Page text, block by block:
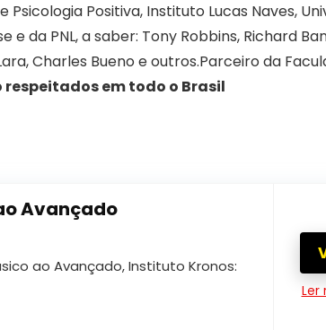
Positiva, Instituto Lucas Naves,
da PNL, a saber: Tony Robbins, Richard
Charles Bueno e outros.Parceiro da
em todo o Brasil
Avançado
ao Avançado, Instituto Kronos:
Ler